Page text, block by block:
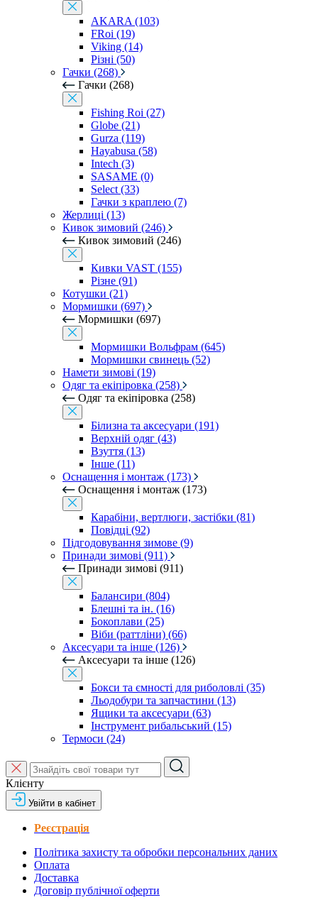
AKARA (103)
FRoi (19)
Viking (14)
Різні (50)
Гачки (268)
Гачки (268)
Fishing Roi (27)
Globe (21)
Gurza (119)
Hayabusa (58)
Intech (3)
SASAME (0)
Select (33)
Гачки з краплею (7)
Жерлиці (13)
Кивок зимовий (246)
Кивок зимовий (246)
Кивки VAST (155)
Різне (91)
Котушки (21)
Мормишки (697)
Мормишки (697)
Мормишки Вольфрам (645)
Мормишки свинець (52)
Намети зимові (19)
Одяг та екіпіровка (258)
Одяг та екіпіровка (258)
Білизна та аксесуари (191)
Верхній одяг (43)
Взуття (13)
Інше (11)
Оснащення і монтаж (173)
Оснащення і монтаж (173)
Карабіни, вертлюги, застібки (81)
Повідці (92)
Підгодовування зимове (9)
Принади зимові (911)
Принади зимові (911)
Балансири (804)
Блешні та ін. (16)
Бокоплави (25)
Віби (раттліни) (66)
Аксесуари та інше (126)
Аксесуари та інше (126)
Бокси та ємності для риболовлі (35)
Льодобури та запчастини (13)
Ящики та аксесуари (63)
Інструмент рибальський (15)
Термоси (24)
Клієнту
Увійти в кабінет
Реєстрація
Політика захисту та обробки персональних даних
Оплата
Доставка
Договір публічної оферти